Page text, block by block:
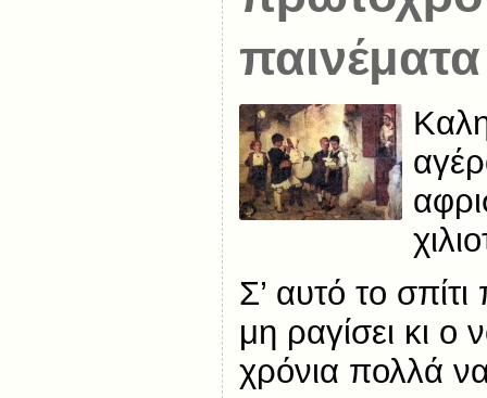
Σ’ αυτό το
μη ραγίσει κι ο
χρόνια πολλά